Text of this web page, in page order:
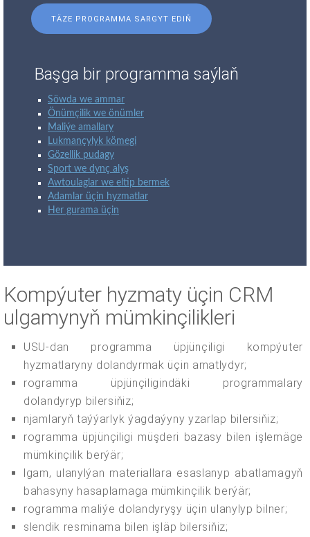
TÄZE PROGRAMMA SARGYT EDIŇ
Başga bir programma saýlaň
Söwda we ammar
Önümçilik we önümler
Maliýe amallary
Lukmançylyk kömegi
Gözellik pudagy
Sport we dynç alyş
Awtoulaglar we eltip bermek
Adamlar üçin hyzmatlar
Her gurama üçin
Kompýuter hyzmaty üçin CRM
ulgamynyň mümkinçilikleri
USU-dan programma üpjünçiligi kompýuter
hyzmatlaryny dolandyrmak üçin amatlydyr;
rogramma üpjünçiligindäki programmalary
dolandyryp bilersiňiz;
njamlaryň taýýarlyk ýagdaýyny yzarlap bilersiňiz;
rogramma üpjünçiligi müşderi bazasy bilen işlemäge
mümkinçilik berýär;
lgam, ulanylýan materiallara esaslanyp abatlamagyň
bahasyny hasaplamaga mümkinçilik berýär;
rogramma maliýe dolandyryşy üçin ulanylyp bilner;
slendik resminama bilen işläp bilersiňiz;